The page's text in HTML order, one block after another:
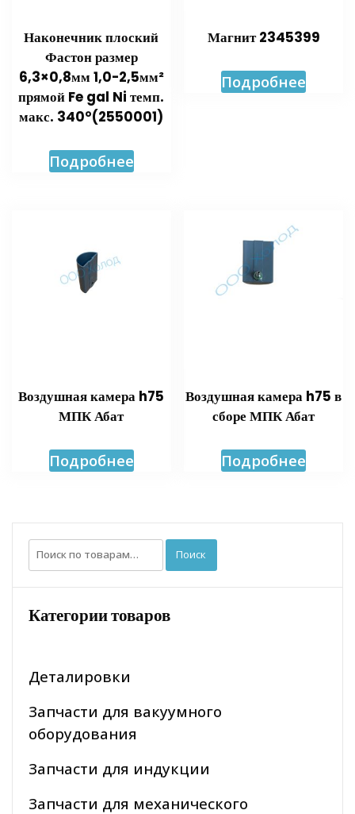
Наконечник плоский
Фастон размер
6,3×0,8мм 1,0-2,5мм²
прямой Fe gal Ni темп.
макс. 340°(2550001)
Подробнее
Магнит 2345399
Подробнее
Воздушная камера h75
МПК Абат
Подробнее
Воздушная камера h75 в
сборе МПК Абат
Подробнее
Искать: Поиск
Категории товаров
Деталировки
Запчасти для вакуумного
оборудования
Запчасти для индукции
Запчасти для механического